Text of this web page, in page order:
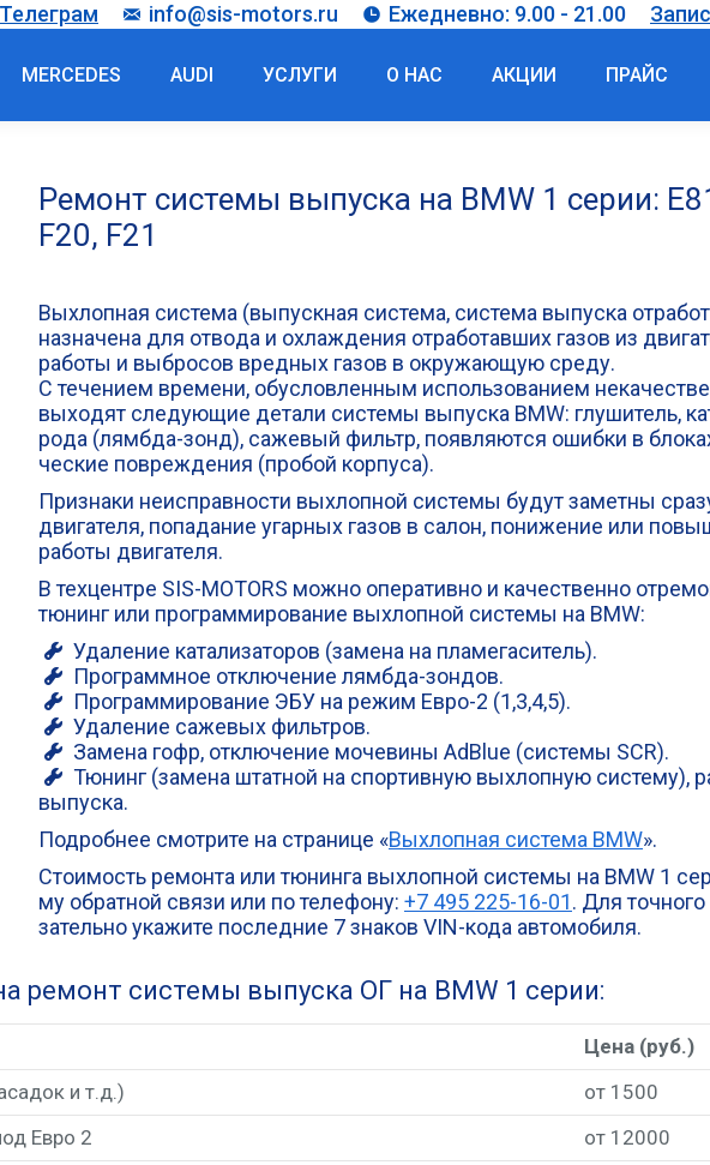
Телеграм info@sis-motors.ru Ежедневно: 9.00 - 21.00
MERCEDES AUDI УСЛУГИ О НАС АКЦИИ ПРАЙС
Ремонт системы выпуска на BMW 1 серии:
F20, F21
Выхлоп­ная систе­ма (выпуск­ная систе­ма, систе­ма выпус­ка
на­зна­че­на для отво­да и охла­жде­ния отра­бо­тав­ших газов из
рабо­ты и выбро­сов вред­ных газов в окру­жа­ю­щую среду.
С тече­ни­ем вре­ме­ни, обу­слов­лен­ным исполь­зо­ва­ни­ем
выхо­дят сле­ду­ю­щие дета­ли систе­мы выпус­ка BMW: глу­ши­тель,
ро­да (лямб­да-зонд), саже­вый фильтр, появ­ля­ют­ся ошиб­ки в
че­ские повре­жде­ния (про­бой корпуса).
При­зна­ки неис­прав­но­сти выхлоп­ной систе­мы будут замет­ны
дви­га­те­ля, попа­да­ние угар­ных газов в салон, пони­же­ние или
рабо­ты двигателя.
В тех­цен­тре SIS-MOTORS мож­но опе­ра­тив­но и каче­ствен­но
тюнинг или про­грам­ми­ро­ва­ние выхлоп­ной систе­мы на BMW:
Уда­ле­ние ката­ли­за­то­ров (заме­на на пламегаситель).
Про­грамм­ное отклю­че­ние лямбда-зондов.
Про­грам­ми­ро­ва­ние ЭБУ на режим Евро-2 (1,3,4,5).
Уда­ле­ние саже­вых фильтров.
Заме­на гофр, отклю­че­ние моче­ви­ны AdBlue (систе­мы SCR).
Тюнинг (заме­на штат­ной на спор­тив­ную выхлоп­ную систе­му),
выпуска.
Подроб­нее смот­ри­те на стра­ни­це «Выхлоп­ная систе­ма BMW».
Сто­и­мость ремон­та или тюнин­га выхлоп­ной систе­мы на BMW 1
му обрат­ной свя­зи или по теле­фо­ну: +7 495 225-16-01. Для
за­тель­но ука­жи­те послед­ние 7 зна­ков VIN-кода автомобиля.
ремонт системы выпуска ОГ на BMW 1 серии:
Цена (руб.)
и т.д.)
от 1500
Евро 2
от 12000